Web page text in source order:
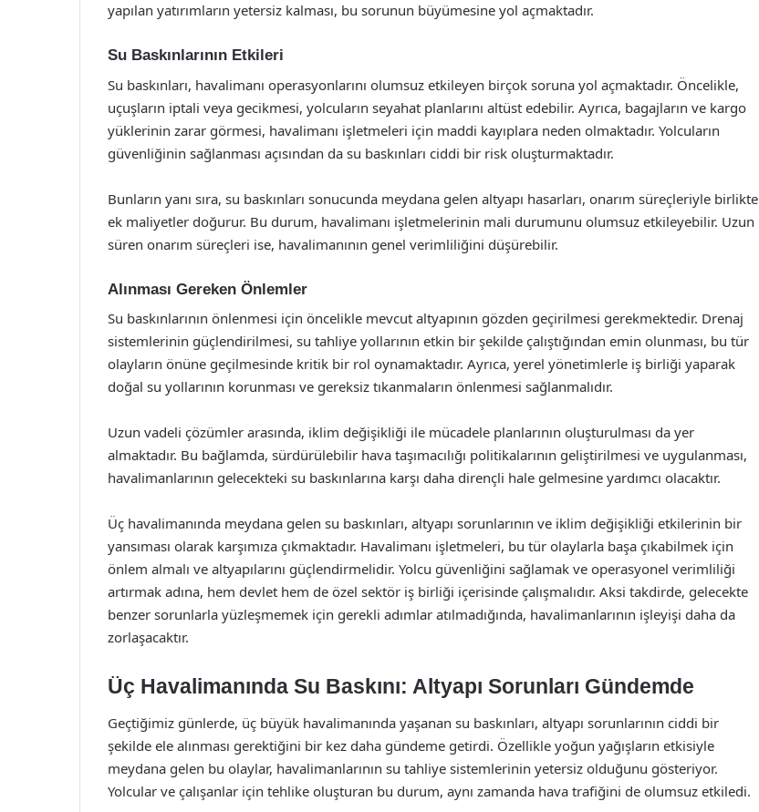
yapılan yatırımların yetersiz kalması, bu sorunun büyümesine yol açmaktadır.
Su Baskınlarının Etkileri
Su baskınları, havalimanı operasyonlarını olumsuz etkileyen birçok soruna yol açmaktadır. Öncelikle,
uçuşların iptali veya gecikmesi, yolcuların seyahat planlarını altüst edebilir. Ayrıca, bagajların ve kargo
yüklerinin zarar görmesi, havalimanı işletmeleri için maddi kayıplara neden olmaktadır. Yolcuların
güvenliğinin sağlanması açısından da su baskınları ciddi bir risk oluşturmaktadır.
Bunların yanı sıra, su baskınları sonucunda meydana gelen altyapı hasarları, onarım süreçleriyle birlikte
ek maliyetler doğurur. Bu durum, havalimanı işletmelerinin mali durumunu olumsuz etkileyebilir. Uzun
süren onarım süreçleri ise, havalimanının genel verimliliğini düşürebilir.
Alınması Gereken Önlemler
Su baskınlarının önlenmesi için öncelikle mevcut altyapının gözden geçirilmesi gerekmektedir. Drenaj
sistemlerinin güçlendirilmesi, su tahliye yollarının etkin bir şekilde çalıştığından emin olunması, bu tür
olayların önüne geçilmesinde kritik bir rol oynamaktadır. Ayrıca, yerel yönetimlerle iş birliği yaparak
doğal su yollarının korunması ve gereksiz tıkanmaların önlenmesi sağlanmalıdır.
Uzun vadeli çözümler arasında, iklim değişikliği ile mücadele planlarının oluşturulması da yer
almaktadır. Bu bağlamda, sürdürülebilir hava taşımacılığı politikalarının geliştirilmesi ve uygulanması,
havalimanlarının gelecekteki su baskınlarına karşı daha dirençli hale gelmesine yardımcı olacaktır.
Üç havalimanında meydana gelen su baskınları, altyapı sorunlarının ve iklim değişikliği etkilerinin bir
yansıması olarak karşımıza çıkmaktadır. Havalimanı işletmeleri, bu tür olaylarla başa çıkabilmek için
önlem almalı ve altyapılarını güçlendirmelidir. Yolcu güvenliğini sağlamak ve operasyonel verimliliği
artırmak adına, hem devlet hem de özel sektör iş birliği içerisinde çalışmalıdır. Aksi takdirde, gelecekte
benzer sorunlarla yüzleşmemek için gerekli adımlar atılmadığında, havalimanlarının işleyişi daha da
zorlaşacaktır.
Üç Havalimanında Su Baskını: Altyapı Sorunları Gündemde
Geçtiğimiz günlerde, üç büyük havalimanında yaşanan su baskınları, altyapı sorunlarının ciddi bir
şekilde ele alınması gerektiğini bir kez daha gündeme getirdi. Özellikle yoğun yağışların etkisiyle
meydana gelen bu olaylar, havalimanlarının su tahliye sistemlerinin yetersiz olduğunu gösteriyor.
Yolcular ve çalışanlar için tehlike oluşturan bu durum, aynı zamanda hava trafiğini de olumsuz etkiledi.